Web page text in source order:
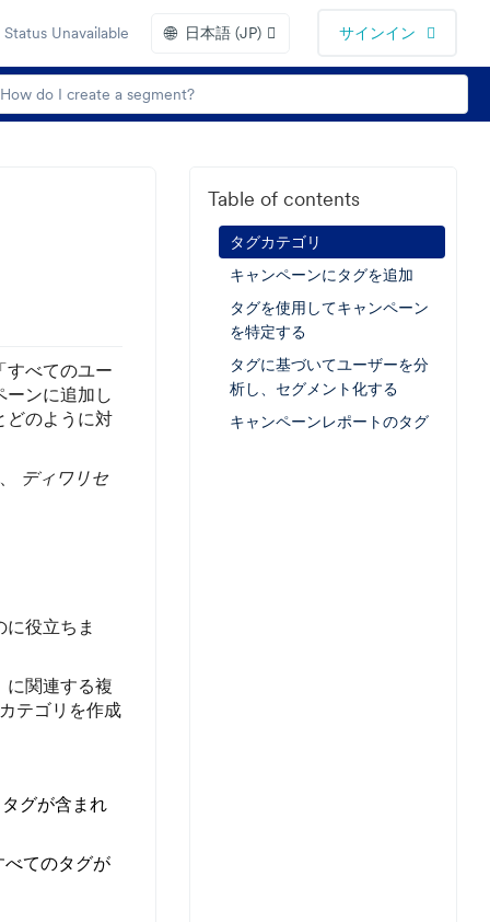
Status Unavailable 🌐 日本語 (JP) サインイン
すべてのユー
ンに追加し
どのように対
、 ディワリセ
役立ちま
に関連する複
テゴリを作成
グが含まれ
てのタグが
Table of contents
タグカテゴリ
キャンペーンにタグを追加
タグを使用してキャンペーン
を特定する
タグに基づいてユーザーを分
析し、セグメント化する
キャンペーンレポートのタグ